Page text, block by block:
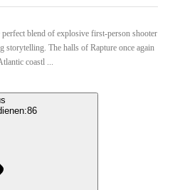
blend of explosive first-person shooter
storytelling. The halls of Rapture once again
coastl ...
86